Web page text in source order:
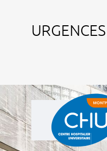
URGENCES